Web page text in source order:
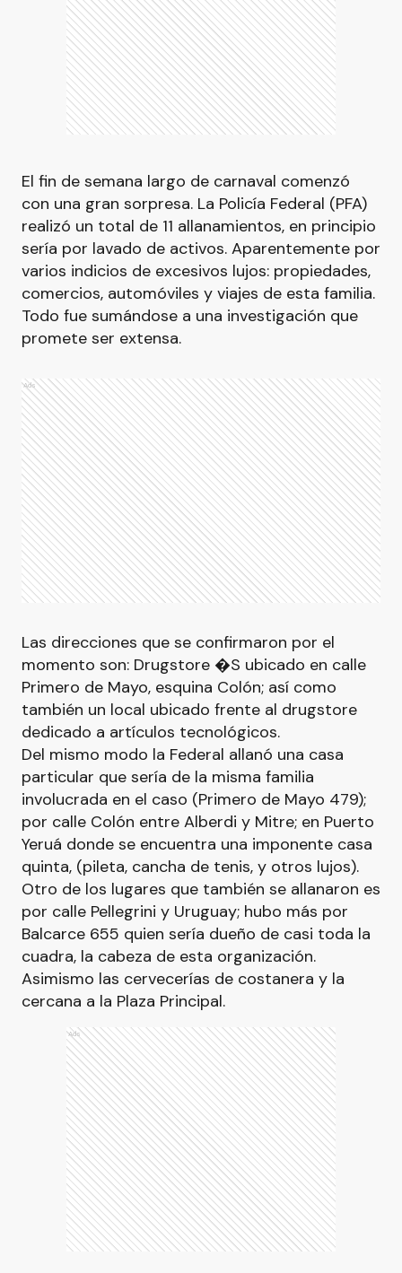
El fin de semana largo de carnaval comenzó
con una gran sorpresa. La Policía Federal (PFA)
realizó un total de 11 allanamientos, en principio
sería por lavado de activos. Aparentemente por
varios indicios de excesivos lujos: propiedades,
comercios, automóviles y viajes de esta familia.
Todo fue sumándose a una investigación que
promete ser extensa.
Ads
Las direcciones que se confirmaron por el
momento son: Drugstore �S ubicado en calle
Primero de Mayo, esquina Colón; así como
también un local ubicado frente al drugstore
dedicado a artículos tecnológicos.
Del mismo modo la Federal allanó una casa
particular que sería de la misma familia
involucrada en el caso (Primero de Mayo 479);
por calle Colón entre Alberdi y Mitre; en Puerto
Yeruá donde se encuentra una imponente casa
quinta, (pileta, cancha de tenis, y otros lujos).
Otro de los lugares que también se allanaron es
por calle Pellegrini y Uruguay; hubo más por
Balcarce 655 quien sería dueño de casi toda la
cuadra, la cabeza de esta organización.
Asimismo las cervecerías de costanera y la
cercana a la Plaza Principal.
Ads